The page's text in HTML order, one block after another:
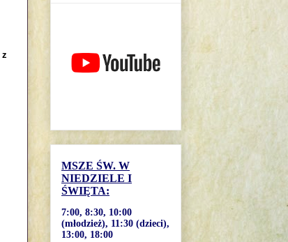
MSZE ŚW. W
NIEDZIELE I
ŚWIĘTA:
7:00, 8:30, 10:00
(młodzież), 11:30 (dzieci),
13:00, 18:00